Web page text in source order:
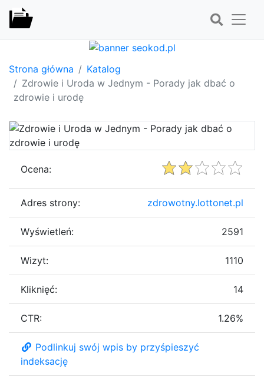
Strona główna
Katalog
Zdrowie i Uroda w Jednym - Porady jak dbać o
zdrowie i urodę
Ocena:
Adres strony: zdrowotny.lottonet.pl
Wyświetleń: 2591
Wizyt: 1110
Kliknięć: 14
CTR: 1.26%
Podlinkuj swój wpis by przyśpieszyć
indeksację